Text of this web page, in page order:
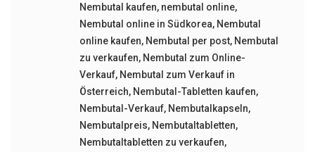
Nembutal kaufen, nembutal online,
Nembutal online in Südkorea, Nembutal
online kaufen, Nembutal per post, Nembutal
zu verkaufen, Nembutal zum Online-
Verkauf, Nembutal zum Verkauf in
Österreich, Nembutal-Tabletten kaufen,
Nembutal-Verkauf, Nembutalkapseln,
Nembutalpreis, Nembutaltabletten,
Nembutaltabletten zu verkaufen,